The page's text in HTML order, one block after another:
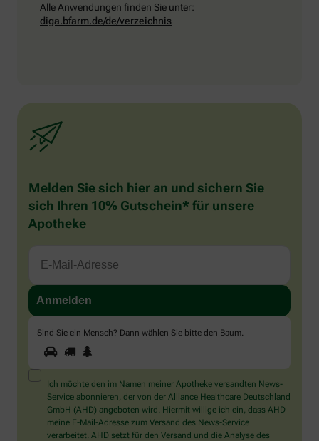
Alle Anwendungen finden Sie unter:
diga.bfarm.de/de/verzeichnis
Melden Sie sich hier an und sichern Sie
sich Ihren 10% Gutschein* für unsere
Apotheke
Sind Sie ein Mensch? Dann wählen Sie bitte den Baum
Sie
ein
Mensch?
Dann
wählen
Sie
bitte
1 2
Ich möchte den im Namen meiner Apotheke versandten News-
Service abonnieren, der von der Alliance Healthcare Deutschland
GmbH (AHD) angeboten wird. Hiermit willige ich ein, dass AHD
meine E-Mail-Adresse zum Versand des News-Service
verarbeitet. AHD setzt für den Versand und die Analyse des